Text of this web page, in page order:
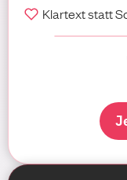
Klartext statt